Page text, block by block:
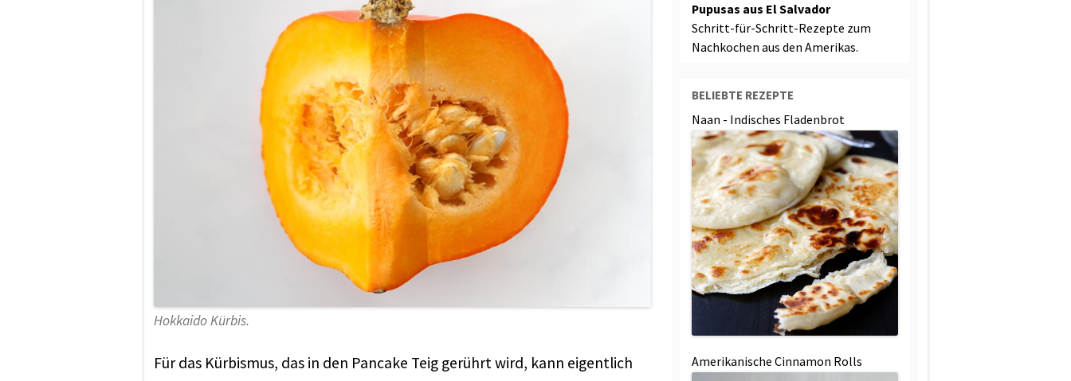
Hokkaido Kürbis.
Für das Kürbismus, das in den Pancake Teig gerührt wird, kann eigentlich
Pupusas aus El Salvador
Schritt-für-Schritt-Rezepte zum
Nachkochen aus den Amerikas.
BELIEBTE REZEPTE
Naan - Indisches Fladenbrot
Amerikanische Cinnamon Rolls